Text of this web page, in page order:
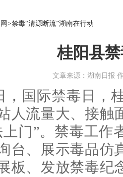
>禁毒“清源断流”湖南在行动
桂阳县
文章来源：湖南日报
，国际禁毒日，
人流量大、接触
上门”。禁毒工作
台、展示毒品仿
板、发放禁毒纪